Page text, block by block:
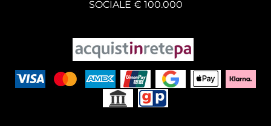
SOCIALE € 100.000